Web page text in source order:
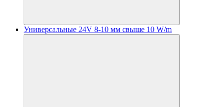
Универсальные 24V 8-10 мм свыше 10 W/m